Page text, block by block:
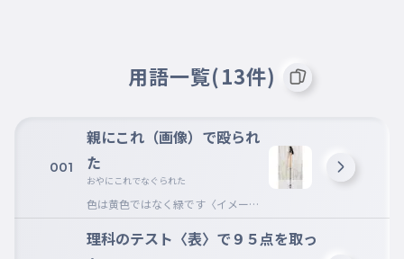
用語一覧(13件)
001
親にこれ（画像）で殴られ
た
おやにこれでなぐられた
色は黄色ではなく緑です〈イメー
ジ〉
理科のテスト〈表〉で９５点を取っ